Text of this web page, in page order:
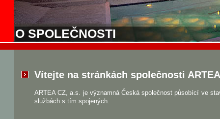
O SPOLEČNOSTI
Vítejte na stránkách společnosti
ARTEA CZ, a.s. je významná Česká společnost působící ve
službách s tím spojených.